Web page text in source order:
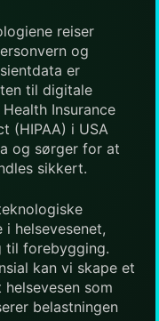
reiser
og
er
til digitale
Insurance
(HIPAA) i USA
og sørger for at
sikkert.
helsevesenet,
til forebygging.
kan vi skape et
som
belastningen